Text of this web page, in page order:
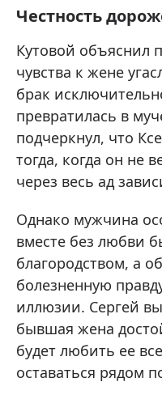
Честность
Кутовой объяснил
чувства к жене
брак
превратилась в
подчеркнул, что
тогда, когда он не
через весь ад
Однако мужчина
вместе без любви
благородством, а
болезненную
иллюзии. Сергей
бывшая жена
будет любить ее
оставаться рядом